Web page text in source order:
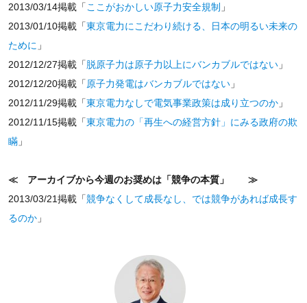
2013/03/14掲載「ここがおかしい原子力安全規制 」
2013/01/10掲載「東京電力にこだわり続ける、日本の明るい未来の
ために 」
2012/12/27掲載「脱原子力は原子力以上にバンカブルではない」
2012/12/20掲載「原子力発電はバンカブルではない」
2012/11/29掲載「東京電力なしで電気事業政策は成り立つのか」
2012/11/15掲載「東京電力の「再生への経営方針」にみる政府の欺
瞞」
≪ アーカイブから今週のお奨めは「競争の本質」 ≫
2013/03/21掲載「競争なくして成長なし、では競争があれば成長す
るのか」